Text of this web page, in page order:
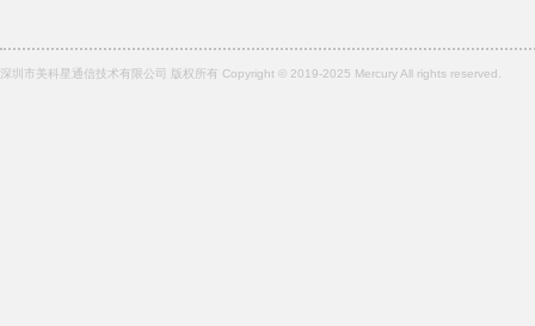
深圳市美科星通信技术有限公司 版权所有 Copyright © 2019-2025 Mercury All rights reserved.